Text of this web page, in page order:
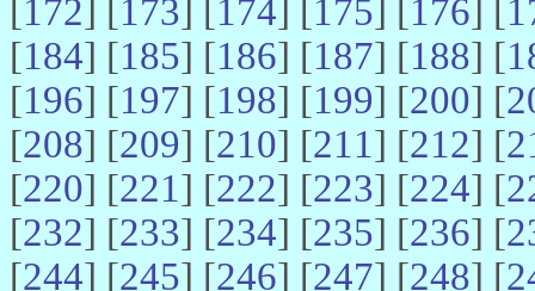
[172] [173] [174] [175] [176] [
[184] [185] [186] [187] [188] [
[196] [197] [198] [199] [200] [
[208] [209] [210] [211] [212] [
[220] [221] [222] [223] [224] [
[232] [233] [234] [235] [236] [
[244] [245] [246] [247] [248] [